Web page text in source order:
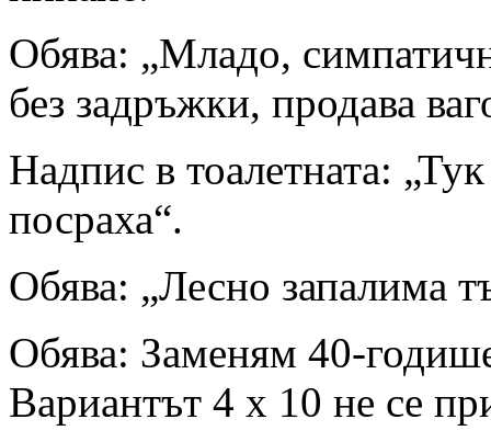
Обява: „Младо,
без задръжки, продава
Надпис в тоалетната:
посраха“.
Обява: „Лесно запалима
Обява: Заменям 40-
Вариантът 4 х 10 не се